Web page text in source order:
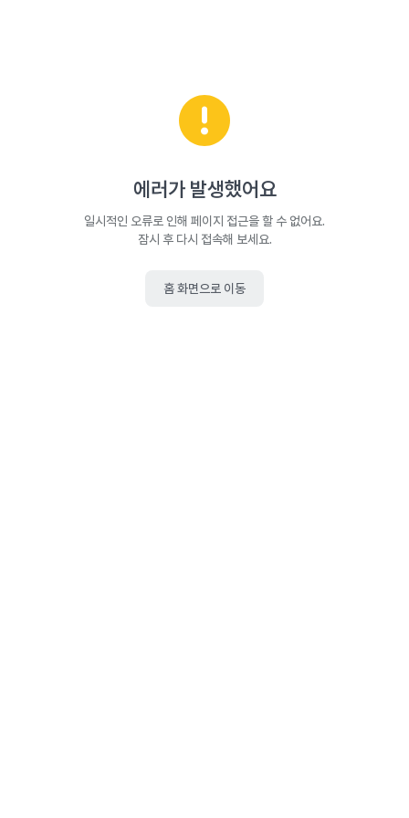
에러가 발생했어요
일시적인 오류로 인해 페이지 접근을 할 수 없어요.
잠시 후 다시 접속해 보세요.
홈 화면으로 이동